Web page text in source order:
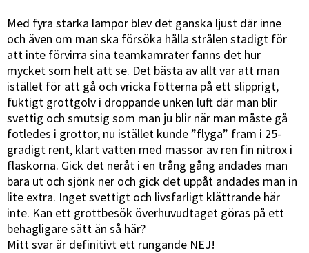
Med fyra starka lampor blev det ganska ljust där inne
och även om man ska försöka hålla strålen stadigt för
att inte förvirra sina teamkamrater fanns det hur
mycket som helt att se. Det bästa av allt var att man
istället för att gå och vricka fötterna på ett slipprigt,
fuktigt grottgolv i droppande unken luft där man blir
svettig och smutsig som man ju blir när man måste gå
fotledes i grottor, nu istället kunde ”flyga” fram i 25-
gradigt rent, klart vatten med massor av ren fin nitrox i
flaskorna. Gick det neråt i en trång gång andades man
bara ut och sjönk ner och gick det uppåt andades man in
lite extra. Inget svettigt och livsfarligt klättrande här
inte. Kan ett grottbesök överhuvudtaget göras på ett
behagligare sätt än så här?
Mitt svar är definitivt ett rungande NEJ!